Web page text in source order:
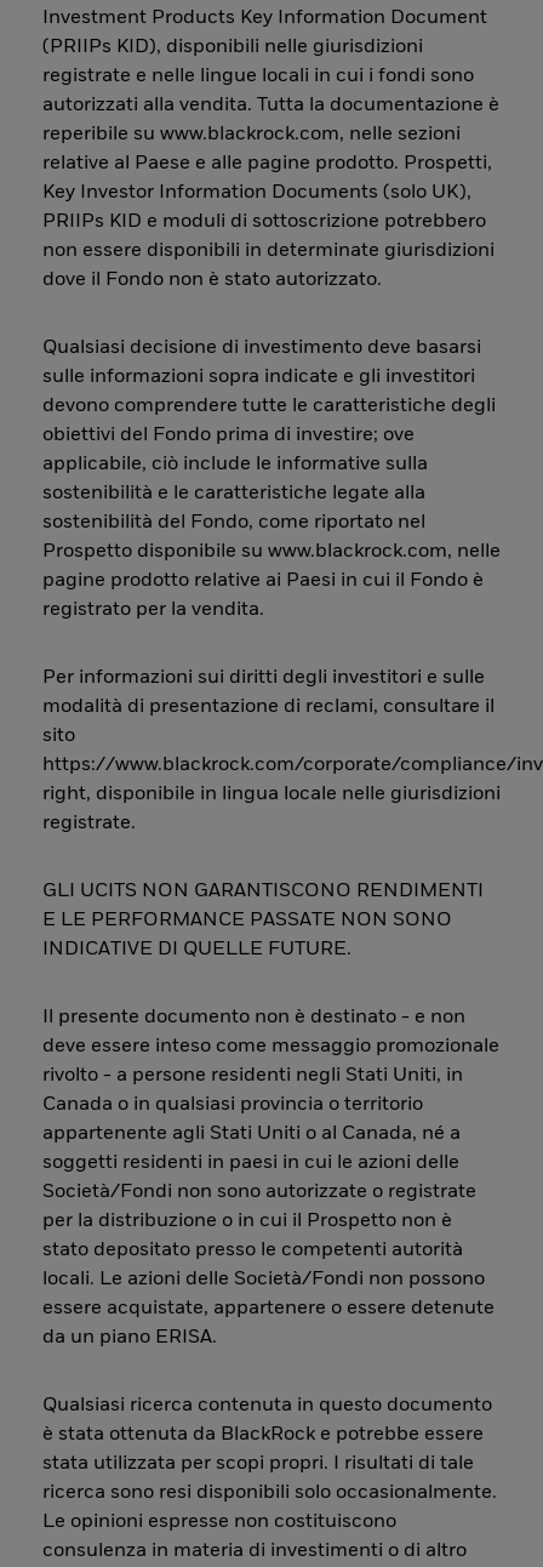
Investment Products Key Information Document
(PRIIPs KID), disponibili nelle giurisdizioni
registrate e nelle lingue locali in cui i fondi sono
autorizzati alla vendita. Tutta la documentazione è
reperibile su www.blackrock.com, nelle sezioni
relative al Paese e alle pagine prodotto. Prospetti,
Key Investor Information Documents (solo UK),
PRIIPs KID e moduli di sottoscrizione potrebbero
non essere disponibili in determinate giurisdizioni
dove il Fondo non è stato autorizzato.
Qualsiasi decisione di investimento deve basarsi
sulle informazioni sopra indicate e gli investitori
devono comprendere tutte le caratteristiche degli
obiettivi del Fondo prima di investire; ove
applicabile, ciò include le informative sulla
sostenibilità e le caratteristiche legate alla
sostenibilità del Fondo, come riportato nel
Prospetto disponibile su www.blackrock.com, nelle
pagine prodotto relative ai Paesi in cui il Fondo è
registrato per la vendita.
Per informazioni sui diritti degli investitori e sulle
modalità di presentazione di reclami, consultare il
sito
https://www.blackrock.com/corporate/compliance/
right, disponibile in lingua locale nelle giurisdizioni
registrate.
GLI UCITS NON GARANTISCONO RENDIMENTI
E LE PERFORMANCE PASSATE NON SONO
INDICATIVE DI QUELLE FUTURE.
Il presente documento non è destinato - e non
deve essere inteso come messaggio promozionale
rivolto - a persone residenti negli Stati Uniti, in
Canada o in qualsiasi provincia o territorio
appartenente agli Stati Uniti o al Canada, né a
soggetti residenti in paesi in cui le azioni delle
Società/Fondi non sono autorizzate o registrate
per la distribuzione o in cui il Prospetto non è
stato depositato presso le competenti autorità
locali. Le azioni delle Società/Fondi non possono
essere acquistate, appartenere o essere detenute
da un piano ERISA.
Qualsiasi ricerca contenuta in questo documento
è stata ottenuta da BlackRock e potrebbe essere
stata utilizzata per scopi propri. I risultati di tale
ricerca sono resi disponibili solo occasionalmente.
Le opinioni espresse non costituiscono
consulenza in materia di investimenti o di altro